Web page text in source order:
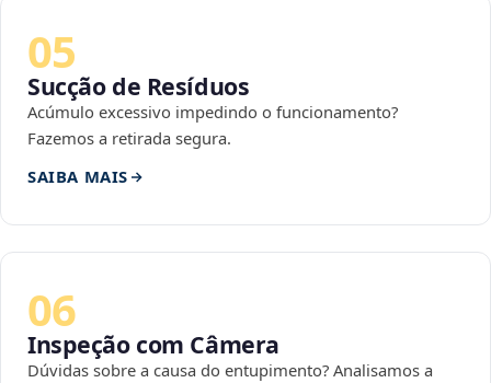
05
Sucção de Resíduos
Acúmulo excessivo impedindo o funcionamento?
Fazemos a retirada segura.
SAIBA MAIS
06
Inspeção com Câmera
Dúvidas sobre a causa do entupimento? Analisamos a